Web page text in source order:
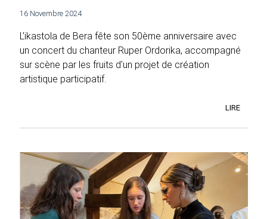
16 Novembre 2024
L'ikastola de Bera fête son 50ème anniversaire avec
un concert du chanteur Ruper Ordorika, accompagné
sur scène par les fruits d'un projet de création
artistique participatif.
LIRE